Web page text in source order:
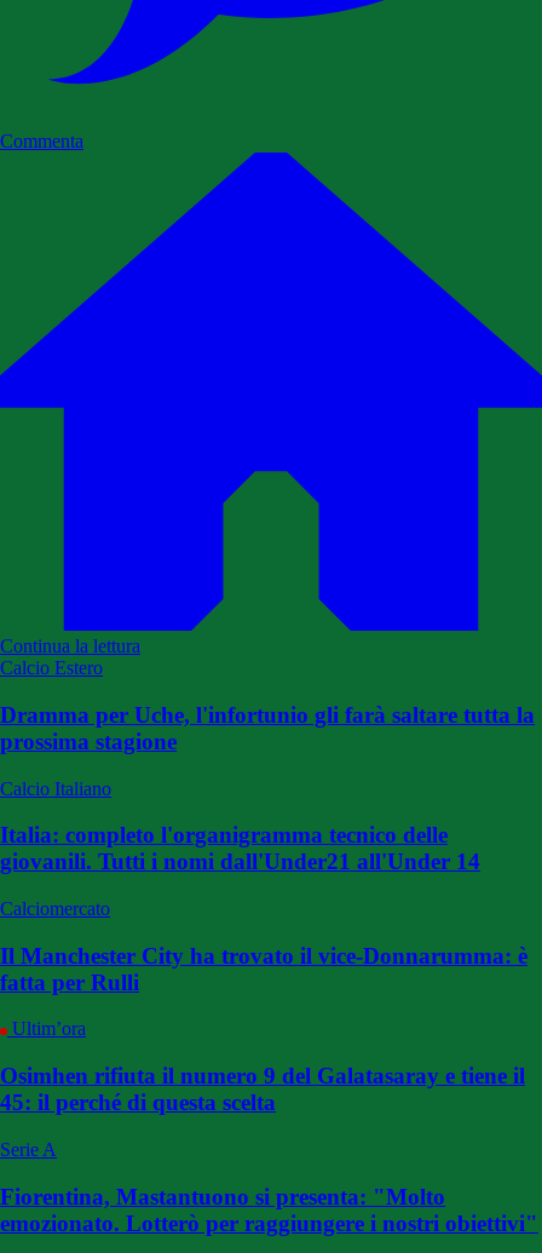
Commenta
Continua la lettura
Calcio Estero
Dramma per Uche, l'infortunio gli farà saltare tutta la
prossima stagione
Calcio Italiano
Italia: completo l'organigramma tecnico delle
giovanili. Tutti i nomi dall'Under21 all'Under 14
Calciomercato
Il Manchester City ha trovato il vice-Donnarumma: è
fatta per Rulli
Ultim’ora
Osimhen rifiuta il numero 9 del Galatasaray e tiene il
45: il perché di questa scelta
Serie A
Fiorentina, Mastantuono si presenta: "Molto
emozionato. Lotterò per raggiungere i nostri obiettivi"